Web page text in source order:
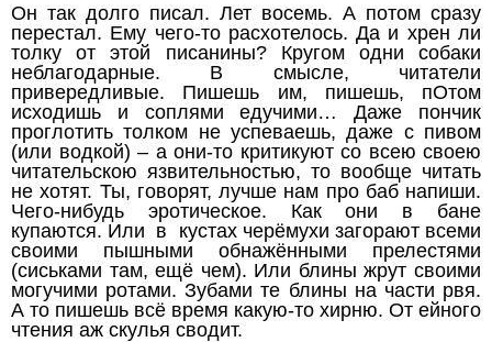
Он так долго писал. Лет восемь. А потом сразу
перестал. Ему чего-то расхотелось. Да и хрен ли
толку от этой писанины? Кругом одни собаки
неблагодарные. В смысле, читатели
привередливые. Пишешь им, пишешь, пОтом
исходишь и соплями едучими… Даже пончик
проглотить толком не успеваешь, даже с пивом
(или водкой) – а они-то критикуют со всею своею
читательскою язвительностью, то вообще читать
не хотят. Ты, говорят, лучше нам про баб напиши.
Чего-нибудь эротическое. Как они в бане
купаются. Или в кустах черёмухи загорают всеми
своими пышными обнажёнными прелестями
(сиськами там, ещё чем). Или блины жрут своими
могучими ротами. Зубами те блины на части рвя.
А то пишешь всё время какую-то хирню. От ейного
чтения аж скулья сводит.